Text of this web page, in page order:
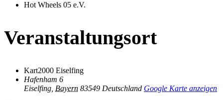
Hot Wheels 05 e.V.
Veranstaltungsort
Kart2000 Eiselfing
Hafenham 6
Eiselfing Bayern 83549 Deutschland Google Karte anzeigen